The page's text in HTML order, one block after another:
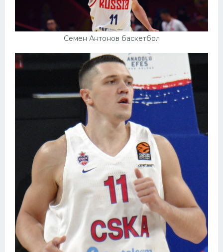
Семен Антонов баскетбол
Интерьер квартиры